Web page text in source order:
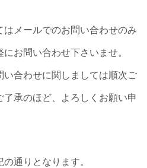
メールでのお問い合わせのみ
お問い合わせ下さいませ。
合わせに関しましては順次ご
承のほど、よろしくお願い申
通りとなります。